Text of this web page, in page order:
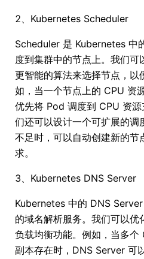
2、Kubernetes Scheduler
Scheduler 是 Kubernetes 中
度到集群中的节点上。我们
更智能的算法来选择节点，以
如，当一个节点上的 CPU 资
优先将 Pod 调度到 CPU 资
们还可以设计一个可扩展的调
不足时，可以自动创建新的
求。
3、Kubernetes DNS Server
Kubernetes 中的 DNS
的域名解析服务。我们可以
负载均衡功能。例如，当多
副本存在时，DNS Server 可